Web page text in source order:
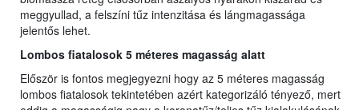
meggyullad, a felszíni tűz intenzitása és lángmagassága
jelentős lehet.
Lombos fiatalosok 5 méteres magasság alatt
Először is fontos megjegyezni hogy az 5 méteres magasság
lombos fiatalosok tekintetében azért kategorizáló tényező, mert